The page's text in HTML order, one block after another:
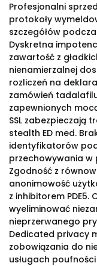
Profesjonalni
protokoły
szczegółów
Dyskretna
zawartość z
nienamierzalnej
rozliczeń na
zamówień
zapewnionych
SSL zabezpieczają
stealth ED med.
identyfikatorów
przechowywania
Zgodność z
anonimowość
z inhibitorem
wyeliminować
nieprzerwanego
Dedicated privacy
zobowiązania do
usługach poufności